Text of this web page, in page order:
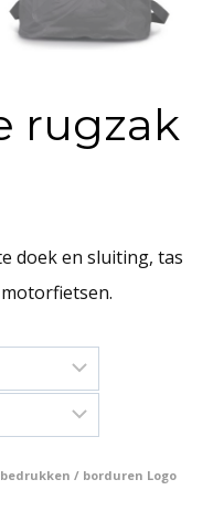
rugzak
doek en sluiting, tas
/ borduren Logo